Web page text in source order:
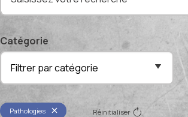
Catégorie
Filtrer par catégorie
Pathologies Réinitialiser